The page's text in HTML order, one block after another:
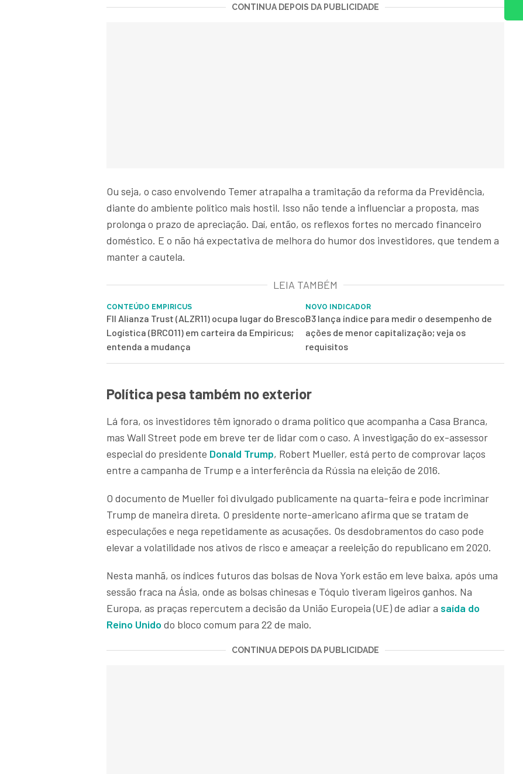
CONTINUA DEPOIS DA PUBLICIDADE
Ou seja, o caso envolvendo Temer atrapalha a tramitação da reforma da Previdência,
diante do ambiente político mais hostil. Isso não tende a influenciar a proposta, mas
prolonga o prazo de apreciação. Daí, então, os reflexos fortes no mercado financeiro
doméstico. E o não há expectativa de melhora do humor dos investidores, que tendem a
manter a cautela.
LEIA TAMBÉM
CONTEÚDO EMPIRICUS
FII Alianza Trust (ALZR11) ocupa lugar do Bresco
Logística (BRCO11) em carteira da Empiricus;
entenda a mudança
NOVO INDICADOR
B3 lança índice para medir o desempenho de
ações de menor capitalização; veja os
requisitos
Política pesa também no exterior
Lá fora, os investidores têm ignorado o drama político que acompanha a Casa Branca,
mas Wall Street pode em breve ter de lidar com o caso. A investigação do ex-assessor
especial do presidente Donald Trump, Robert Mueller, está perto de comprovar laços
entre a campanha de Trump e a interferência da Rússia na eleição de 2016.
O documento de Mueller foi divulgado publicamente na quarta-feira e pode incriminar
Trump de maneira direta. O presidente norte-americano afirma que se tratam de
especulações e nega repetidamente as acusações. Os desdobramentos do caso pode
elevar a volatilidade nos ativos de risco e ameaçar a reeleição do republicano em 2020.
Nesta manhã, os índices futuros das bolsas de Nova York estão em leve baixa, após uma
sessão fraca na Ásia, onde as bolsas chinesas e Tóquio tiveram ligeiros ganhos. Na
Europa, as praças repercutem a decisão da União Europeia (UE) de adiar a saída do
Reino Unido do bloco comum para 22 de maio.
CONTINUA DEPOIS DA PUBLICIDADE